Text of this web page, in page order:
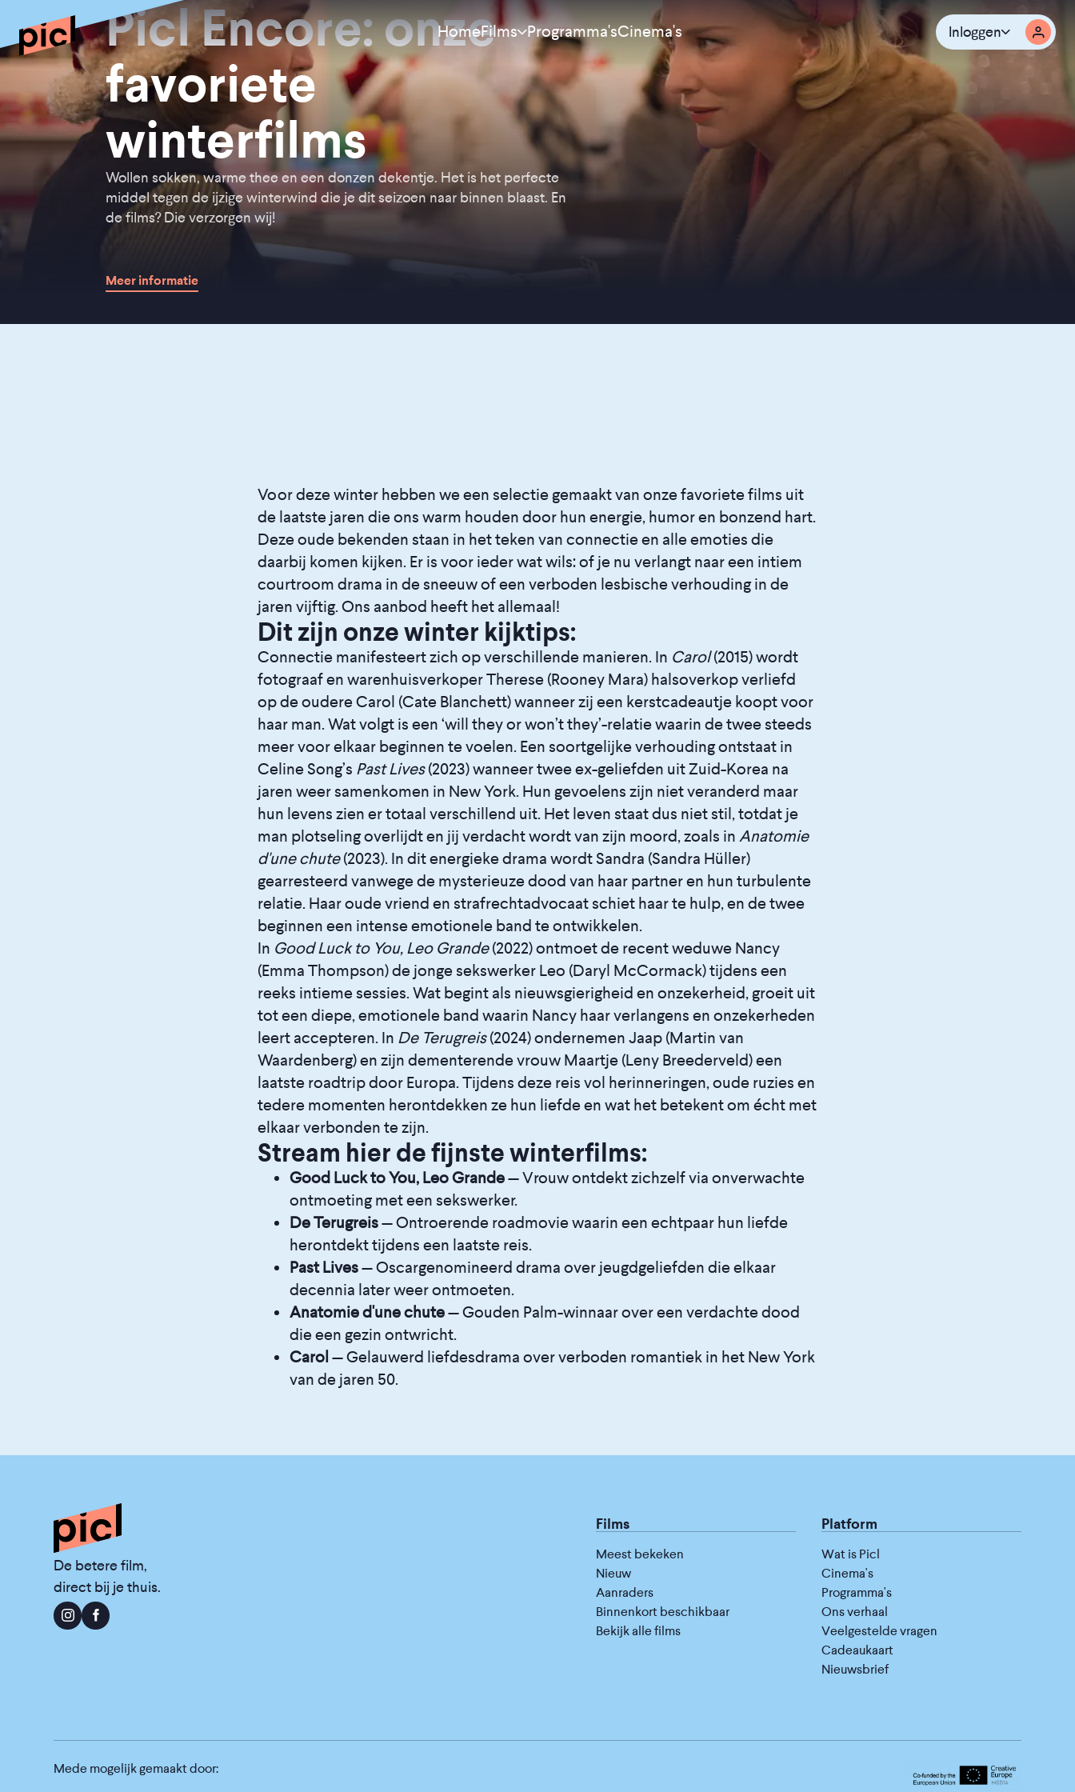
HomeFilms
Meest bekeken
Nieuw
Programma'sCinema's Inloggen
Picl Encore: onze
favoriete
winterfilms
Wollen sokken, warme thee en een donzen dekentje. Het is het perfecte
middel tegen de ijzige winterwind die je dit seizoen naar binnen blaast. En
de films? Die verzorgen wij!
Meer informatie
Voor deze winter hebben we een selectie gemaakt van onze favoriete films uit
de laatste jaren die ons warm houden door hun energie, humor en bonzend hart.
Deze oude bekenden staan in het teken van connectie en alle emoties die
daarbij komen kijken. Er is voor ieder wat wils: of je nu verlangt naar een intiem
courtroom drama in de sneeuw of een verboden lesbische verhouding in de
jaren vijftig. Ons aanbod heeft het allemaal!
Dit zijn onze winter kijktips:
Connectie manifesteert zich op verschillende manieren. In Carol(2015) wordt
fotograaf en warenhuisverkoper Therese (Rooney Mara) halsoverkop verliefd
op de oudere Carol (Cate Blanchett) wanneer zij een kerstcadeautje koopt voor
haar man. Wat volgt is een ‘will they or won’t they’-relatie waarin de twee steeds
meer voor elkaar beginnen te voelen. Een soortgelijke verhouding ontstaat in
Celine Song’s Past Lives(2023) wanneer twee ex-geliefden uit Zuid-Korea na
jaren weer samenkomen in New York. Hun gevoelens zijn niet veranderd maar
hun levens zien er totaal verschillend uit. Het leven staat dus niet stil, totdat je
man plotseling overlijdt en jij verdacht wordt van zijn moord, zoals in Anatomie
d'une chute(2023). In dit energieke drama wordt Sandra (Sandra Hüller)
gearresteerd vanwege de mysterieuze dood van haar partner en hun turbulente
relatie. Haar oude vriend en strafrechtadvocaat schiet haar te hulp, en de twee
beginnen een intense emotionele band te ontwikkelen.
In Good Luck to You, Leo Grande(2022) ontmoet de recent weduwe Nancy
(Emma Thompson) de jonge sekswerker Leo (Daryl McCormack) tijdens een
reeks intieme sessies. Wat begint als nieuwsgierigheid en onzekerheid, groeit uit
tot een diepe, emotionele band waarin Nancy haar verlangens en onzekerheden
leert accepteren. In De Terugreis(2024) ondernemen Jaap (Martin van
Waardenberg) en zijn dementerende vrouw Maartje (Leny Breederveld) een
laatste roadtrip door Europa. Tijdens deze reis vol herinneringen, oude ruzies en
tedere momenten herontdekken ze hun liefde en wat het betekent om écht met
elkaar verbonden te zijn.
Stream hier de fijnste winterfilms:
Good Luck to You, Leo Grande— Vrouw ontdekt zichzelf via onverwachte
ontmoeting met een sekswerker.
De Terugreis— Ontroerende roadmovie waarin een echtpaar hun liefde
herontdekt tijdens een laatste reis.
Past Lives— Oscargenomineerd drama over jeugdgeliefden die elkaar
decennia later weer ontmoeten.
Anatomie d'une chute— Gouden Palm-winnaar over een verdachte dood
die een gezin ontwricht.
Carol — Gelauwerd liefdesdrama over verboden romantiek in het New York
van de jaren 50.
De betere film,
direct bij je thuis.
Films
Meest bekeken
Nieuw
Aanraders
Binnenkort beschikbaar
Bekijk alle films
Platform
Wat is Picl
Cinema's
Programma's
Ons verhaal
Veelgestelde vragen
Cadeaukaart
Nieuwsbrief
Mede mogelijk gemaakt door: